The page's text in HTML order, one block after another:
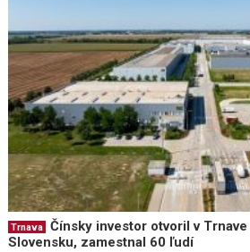
Trnava
Čínsky investor otvoril v
Slovensku, zamestnal 60 ľudí